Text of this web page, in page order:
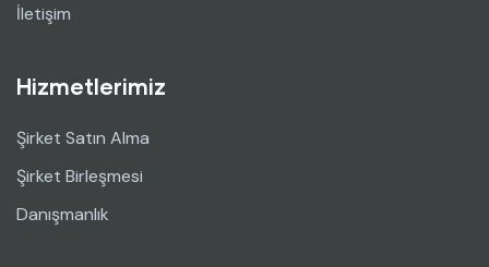
İletişim
Hizmetlerimiz
Şirket Satın Alma
Şirket Birleşmesi
Danışmanlık